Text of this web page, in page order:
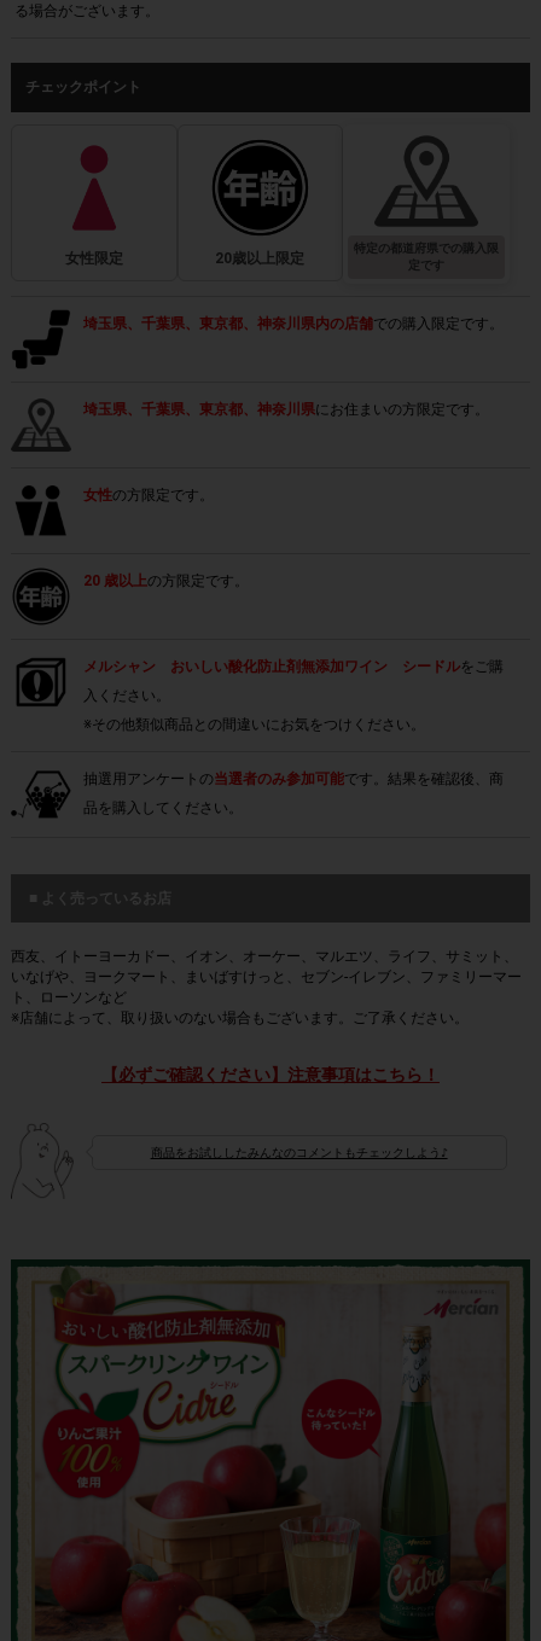
る場合がございます。
チェックポイント
女性限定 20歳以上限定
特定の都道府県での購入限
定です
埼玉県、千葉県、東京都、神奈川県内の店舗での購入限定です。
埼玉県、千葉県、東京都、神奈川県にお住まいの方限定です。
女性の方限定です。
20 歳以上の方限定です。
メルシャン おいしい酸化防止剤無添加ワイン シードルをご購
入ください。
※その他類似商品との間違いにお気をつけください。
抽選用アンケートの当選者のみ参加可能です。結果を確認後、商
品を購入してください。
■ よく売っているお店
西友、イトーヨーカドー、イオン、オーケー、マルエツ、ライフ、サミット、
いなげや、ヨークマート、まいばすけっと、セブン-イレブン、ファミリーマー
ト、ローソンなど
※店舗によって、取り扱いのない場合もございます。ご了承ください。
【必ずご確認ください】注意事項はこちら！
商品をお試ししたみんなのコメントもチェックしよう♪